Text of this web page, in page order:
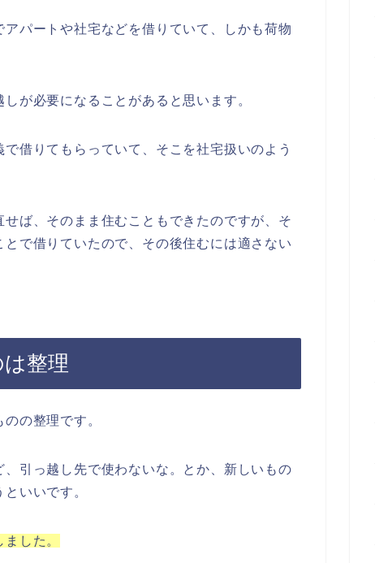
パートや社宅などを借りていて、しかも荷物
が必要になることがあると思います。
借りてもらっていて、そこを社宅扱いのよう
ば、そのまま住むこともできたのですが、そ
で借りていたので、その後住むには適さない
整理
の整理です。
引っ越し先で使わないな。とか、新しいもの
いいです。
した。